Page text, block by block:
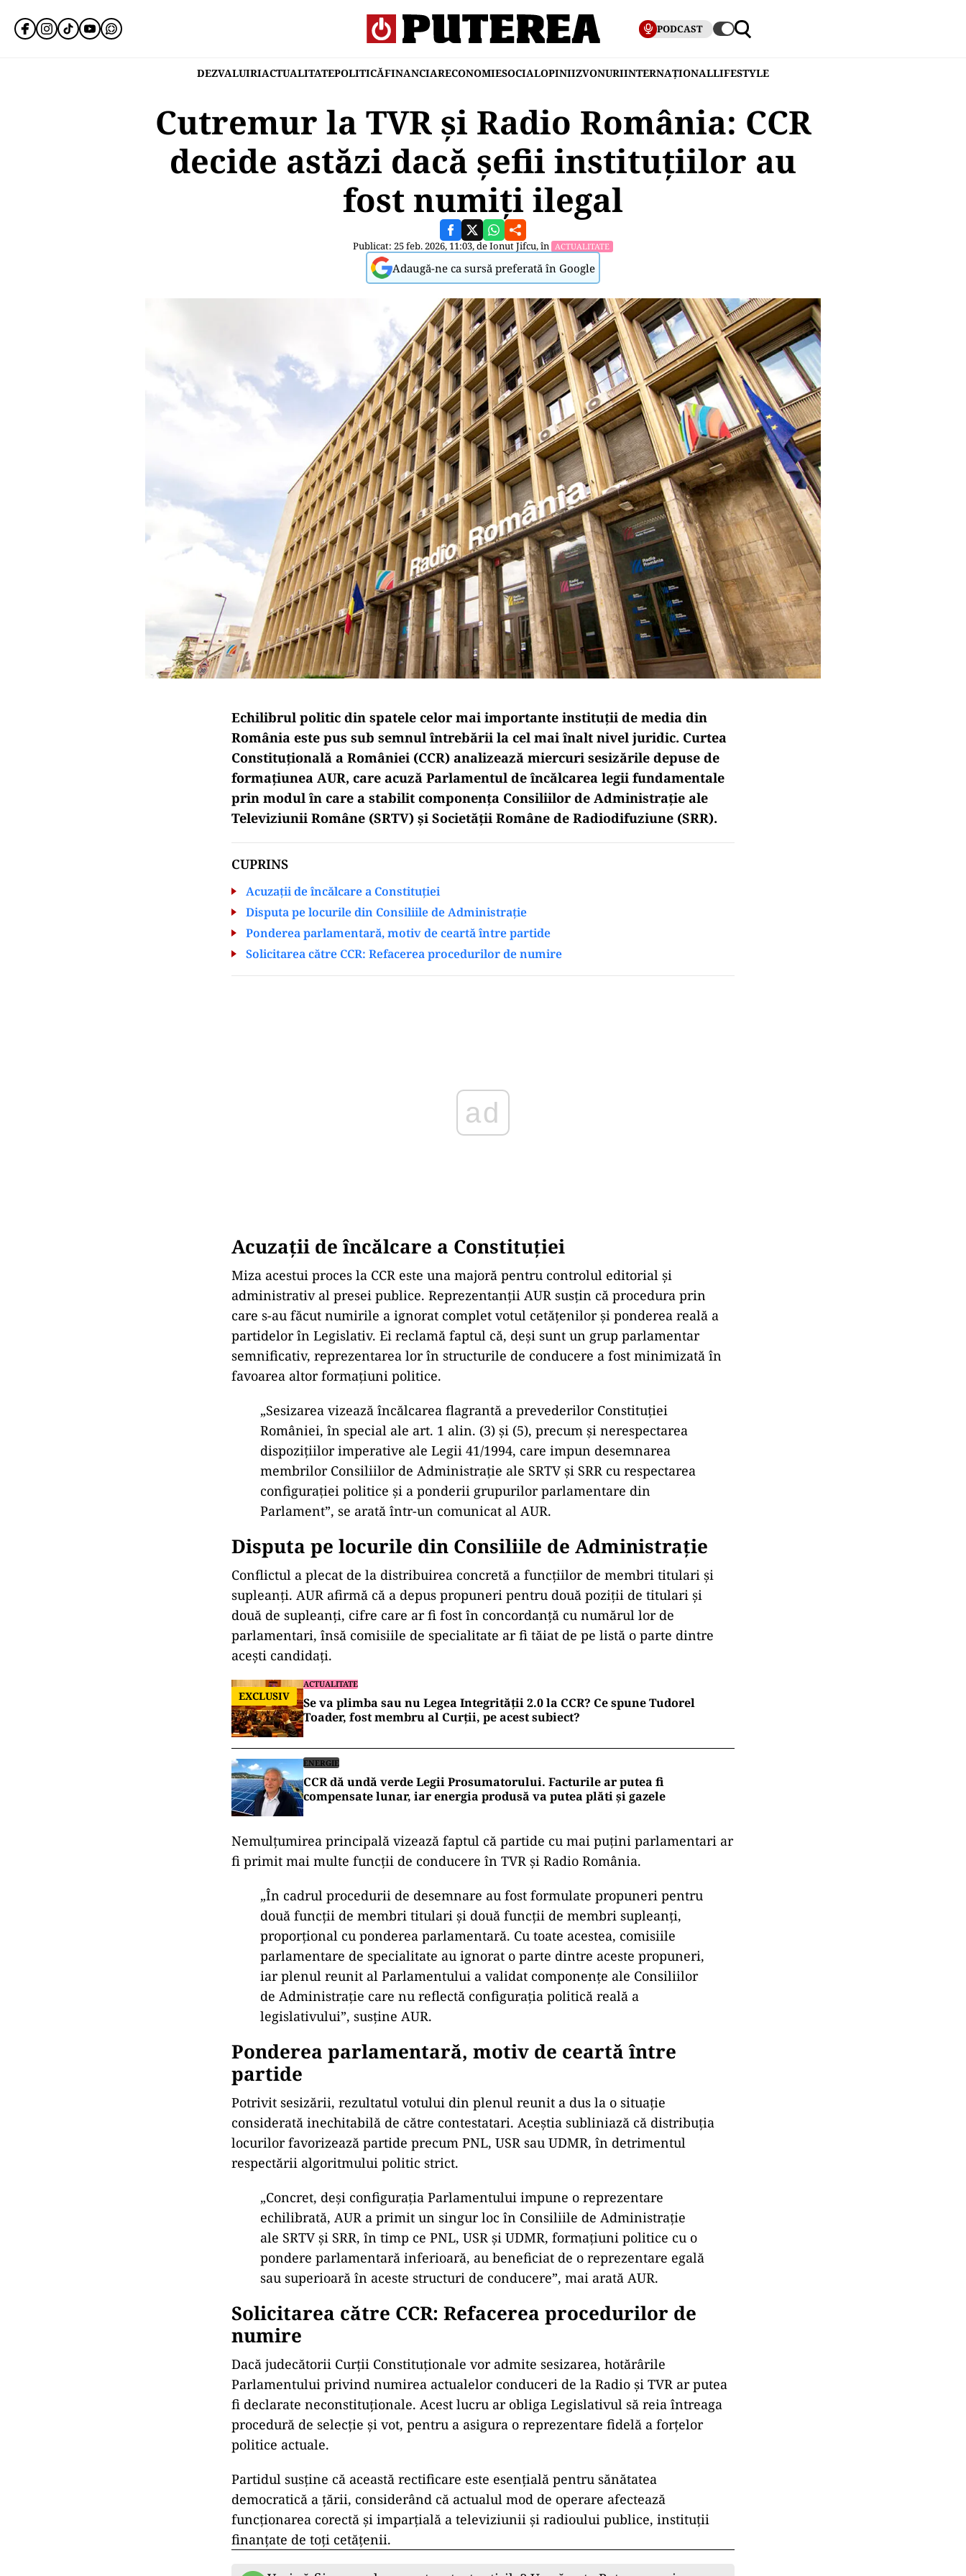
PODCAST
DEZVALUIRIACTUALITATEPOLITICĂFINANCIARECONOMIESOCIALOPINIIZVONURIINTERNAȚIONALLIFESTYLE
Cutremur la TVR și Radio România: CCR
decide astăzi dacă șefii instituțiilor au
fost numiți ilegal
Publicat: 25 feb. 2026, 11:03, deIonut Jifcu, în ACTUALITATE
Adaugă-ne ca sursă preferată în Google
Echilibrul politic din spatele celor mai importante instituții de media din
România este pus sub semnul întrebării la cel mai înalt nivel juridic. Curtea
Constituțională a României (CCR) analizează miercuri sesizările depuse de
formațiunea AUR, care acuză Parlamentul de încălcarea legii fundamentale
prin modul în care a stabilit componența Consiliilor de Administrație ale
Televiziunii Române (SRTV) și Societății Române de Radiodifuziune (SRR).
CUPRINS
Acuzații de încălcare a Constituției
Disputa pe locurile din Consiliile de Administrație
Ponderea parlamentară, motiv de ceartă între partide
Solicitarea către CCR: Refacerea procedurilor de numire
Acuzații de încălcare a Constituției
Miza acestui proces la CCR este una majoră pentru controlul editorial și
administrativ al presei publice. Reprezentanții AUR susțin că procedura prin
care s-au făcut numirile a ignorat complet votul cetățenilor și ponderea reală a
partidelor în Legislativ. Ei reclamă faptul că, deși sunt un grup parlamentar
semnificativ, reprezentarea lor în structurile de conducere a fost minimizată în
favoarea altor formațiuni politice.
„Sesizarea vizează încălcarea flagrantă a prevederilor Constituției
României, în special ale art. 1 alin. (3) și (5), precum și nerespectarea
dispozițiilor imperative ale Legii 41/1994, care impun desemnarea
membrilor Consiliilor de Administrație ale SRTV și SRR cu respectarea
configurației politice și a ponderii grupurilor parlamentare din
Parlament”, se arată într-un comunicat al AUR.
Disputa pe locurile din Consiliile de Administrație
Conflictul a plecat de la distribuirea concretă a funcțiilor de membri titulari și
supleanți. AUR afirmă că a depus propuneri pentru două poziții de titulari și
două de supleanți, cifre care ar fi fost în concordanță cu numărul lor de
parlamentari, însă comisiile de specialitate ar fi tăiat de pe listă o parte dintre
acești candidați.
EXCLUSIV
ACTUALITATE
Se va plimba sau nu Legea Integrității 2.0 la CCR? Ce spune Tudorel
Toader, fost membru al Curții, pe acest subiect?
ENERGIE
CCR dă undă verde Legii Prosumatorului. Facturile ar putea fi
compensate lunar, iar energia produsă va putea plăti și gazele
Nemulțumirea principală vizează faptul că partide cu mai puțini parlamentari ar
fi primit mai multe funcții de conducere în TVR și Radio România.
„În cadrul procedurii de desemnare au fost formulate propuneri pentru
două funcții de membri titulari și două funcții de membri supleanți,
proporțional cu ponderea parlamentară. Cu toate acestea, comisiile
parlamentare de specialitate au ignorat o parte dintre aceste propuneri,
iar plenul reunit al Parlamentului a validat componențe ale Consiliilor
de Administrație care nu reflectă configurația politică reală a
legislativului”, susține AUR.
Ponderea parlamentară, motiv de ceartă între
partide
Potrivit sesizării, rezultatul votului din plenul reunit a dus la o situație
considerată inechitabilă de către contestatari. Aceștia subliniază că distribuția
locurilor favorizează partide precum PNL, USR sau UDMR, în detrimentul
respectării algoritmului politic strict.
„Concret, deşi configuraţia Parlamentului impune o reprezentare
echilibrată, AUR a primit un singur loc în Consiliile de Administraţie
ale SRTV şi SRR, în timp ce PNL, USR şi UDMR, formaţiuni politice cu o
pondere parlamentară inferioară, au beneficiat de o reprezentare egală
sau superioară în aceste structuri de conducere”, mai arată AUR.
Solicitarea către CCR: Refacerea procedurilor de
numire
Dacă judecătorii Curții Constituționale vor admite sesizarea, hotărârile
Parlamentului privind numirea actualelor conduceri de la Radio și TVR ar putea
fi declarate neconstituționale. Acest lucru ar obliga Legislativul să reia întreaga
procedură de selecție și vot, pentru a asigura o reprezentare fidelă a forțelor
politice actuale.
Partidul susține că această rectificare este esențială pentru sănătatea
democratică a țării, considerând că actualul mod de operare afectează
funcționarea corectă și imparțială a televiziunii și radioului publice, instituții
finanțate de toți cetățenii.